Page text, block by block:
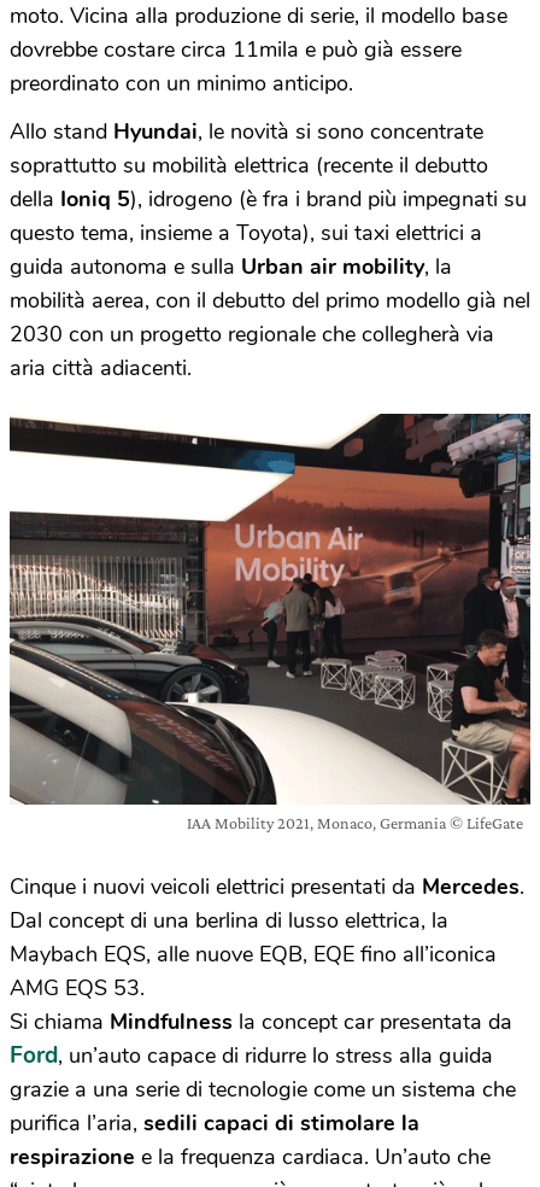
moto. Vicina alla produzione di serie, il modello base
dovrebbe costare circa 11mila e può già essere
preordinato con un minimo anticipo.
Allo stand Hyundai, le novità si sono concentrate
soprattutto su mobilità elettrica (recente il debutto
della Ioniq 5), idrogeno (è fra i brand più impegnati su
questo tema, insieme a Toyota), sui taxi elettrici a
guida autonoma e sulla Urban air mobility, la
mobilità aerea, con il debutto del primo modello già nel
2030 con un progetto regionale che collegherà via
aria città adiacenti.
IAA Mobility 2021, Monaco, Germania © LifeGate
Cinque i nuovi veicoli elettrici presentati da Mercedes.
Dal concept di una berlina di lusso elettrica, la
Maybach EQS, alle nuove EQB, EQE fino all’iconica
AMG EQS 53.
Si chiama Mindfulness la concept car presentata da
Ford, un’auto capace di ridurre lo stress alla guida
grazie a una serie di tecnologie come un sistema che
purifica l’aria, sedili capaci di stimolare la
respirazione e la frequenza cardiaca. Un’auto che